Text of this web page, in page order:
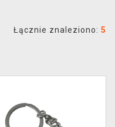
Łącznie znaleziono: 5